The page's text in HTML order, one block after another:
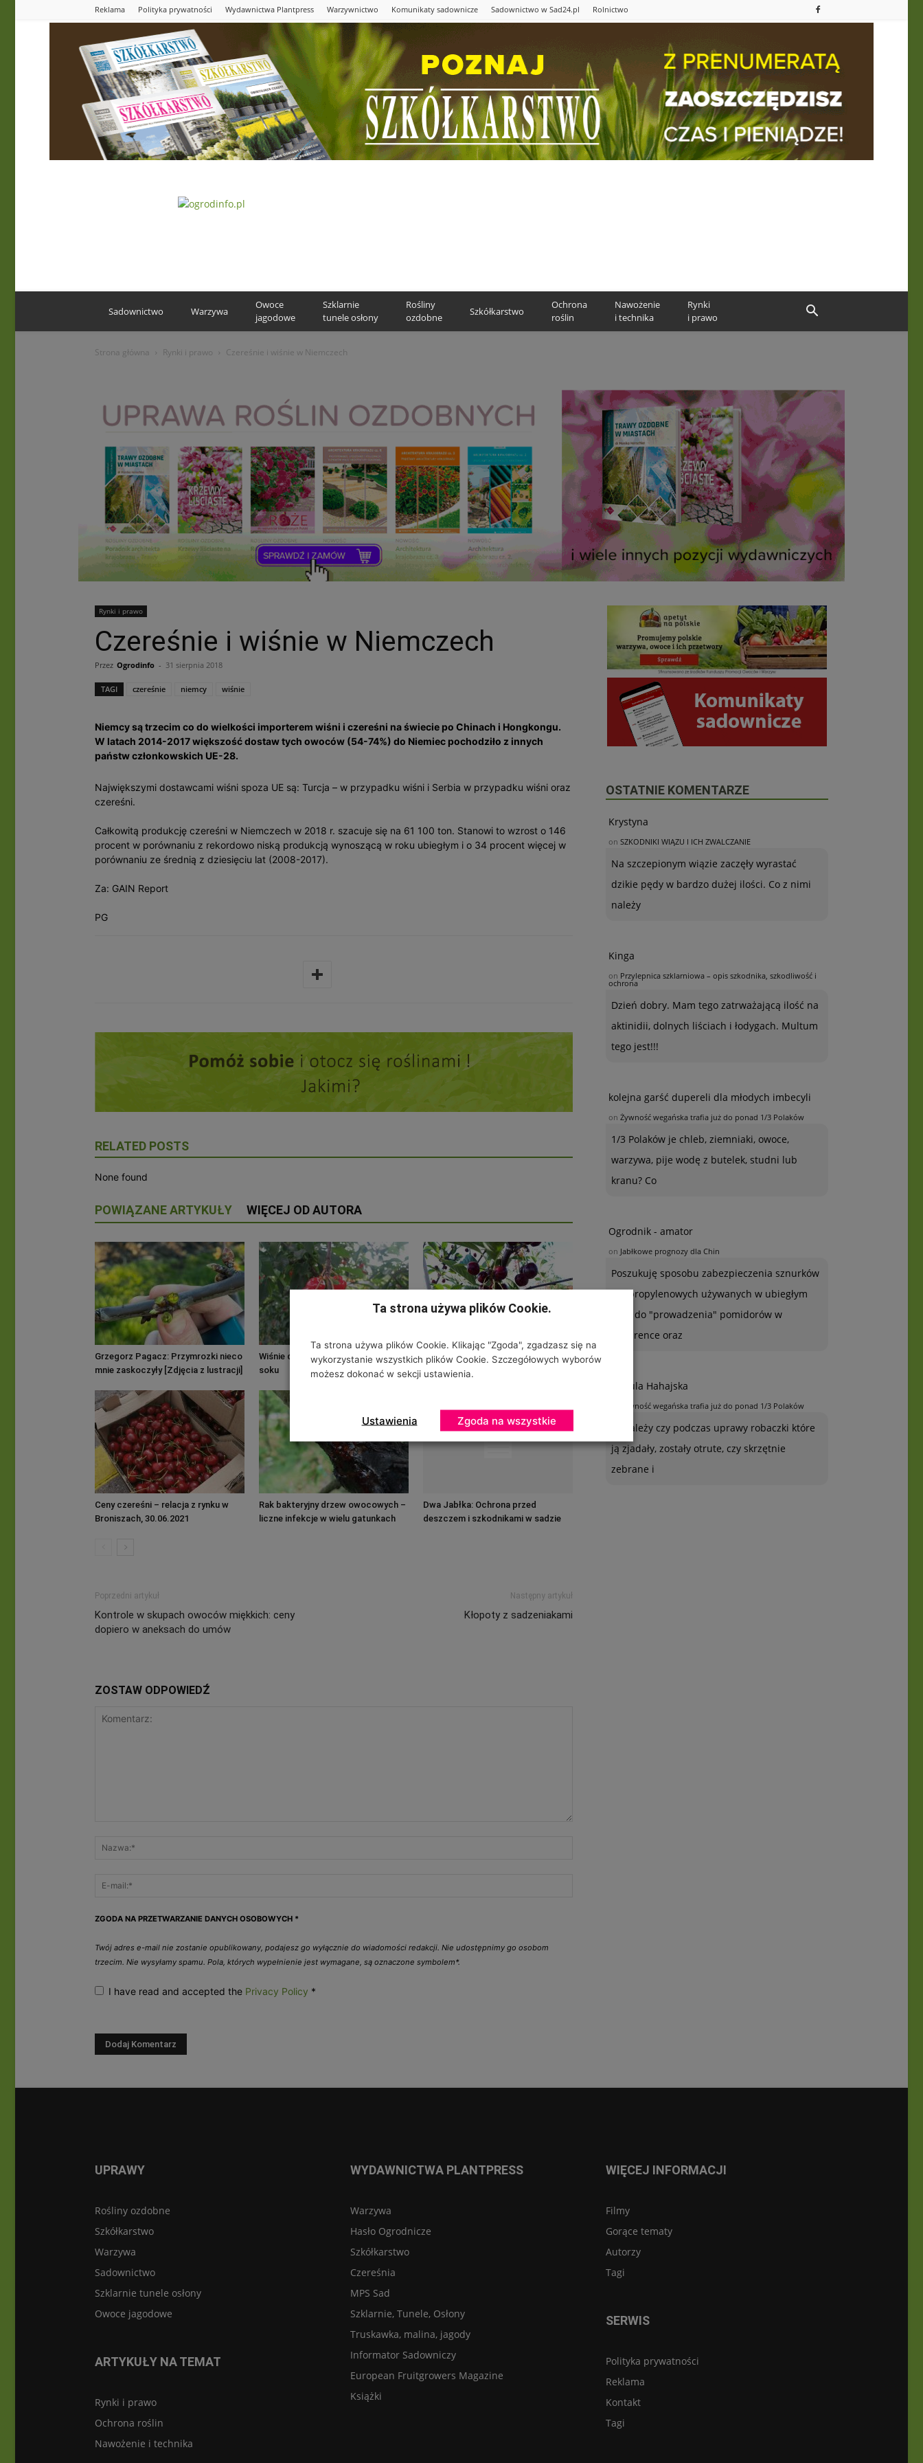
Reklama Polityka prywatności Wydawnictwa Plantpress Warzywnictwo Komunikaty sadownicze Sadownictwo w Sad24.pl Rolnictwo
Sadownictwo Warzywa
Owoce
jagodowe
Szklarnie
tunele osłony
Rośliny
ozdobne
Szkółkarstwo
Ochrona
roślin
Nawożenie
i technika
Rynki
i prawo
Strona główna Rynki i prawo Czereśnie i wiśnie w Niemczech
Rynki i prawo
Czereśnie i wiśnie w Niemczech
Przez Ogrodinfo - 31 sierpnia 2018
TAGI czereśnie niemcy wiśnie
Niemcy są trzecim co do wielkości importerem wiśni i czereśni na świecie po Chinach i Hongkongu.
W latach 2014-2017 większość dostaw tych owoców (54-74%) do Niemiec pochodziło z innych
państw członkowskich UE-28.
Największymi dostawcami wiśni spoza UE są: Turcja – w przypadku wiśni i Serbia w przypadku wiśni oraz
czereśni.
Całkowitą produkcję czereśni w Niemczech w 2018 r. szacuje się na 61 100 ton. Stanowi to wzrost o 146
procent w porównaniu z rekordowo niską produkcją wynoszącą w roku ubiegłym i o 34 procent więcej w
porównaniu ze średnią z dziesięciu lat (2008-2017).
Za: GAIN Report
PG
RELATED POSTS
None found
POWIĄZANE ARTYKUŁY WIĘCEJ OD AUTORA
Grzegorz Pagacz: Przymrozki nieco
mnie zaskoczyły [Zdjęcia z lustracji]
Wiśnie deserowe o bezbarwnym
soku
Wiśnie ‘Granda’ i ‘Ekowis’ – nowości
hodowli Instytutu Ogrodnictwa –
Ceny czereśni – relacja z rynku w
Broniszach, 30.06.2021
Rak bakteryjny drzew owocowych –
liczne infekcje w wielu gatunkach
Dwa Jabłka: Ochrona przed
deszczem i szkodnikami w sadzie
Poprzedni artykuł
Kontrole w skupach owoców miękkich: ceny
dopiero w aneksach do umów
Następny artykuł
Kłopoty z sadzeniakami
ZOSTAW ODPOWIEDŹ
ZGODA NA PRZETWARZANIE DANYCH OSOBOWYCH *
Twój adres e-mail nie zostanie opublikowany, podajesz go wyłącznie do wiadomości redakcji. Nie udostępnimy go osobom
trzecim. Nie wysyłamy spamu. Pola, których wypełnienie jest wymagane, są oznaczone symbolem*.
I have read and accepted the Privacy Policy *
OSTATNIE KOMENTARZE
Krystyna
on SZKODNIKI WIĄZU I ICH ZWALCZANIE
Na szczepionym wiązie zaczęły wyrastać
dzikie pędy w bardzo dużej ilości. Co z nimi
należy
Kinga
on Przylepnica szklarniowa – opis szkodnika, szkodliwość i
ochrona
Dzień dobry. Mam tego zatrważającą ilość na
aktinidii, dolnych liściach i łodygach. Multum
tego jest!!!
kolejna garść dupereli dla młodych imbecyli
on Żywność wegańska trafia już do ponad 1/3 Polaków
1/3 Polaków je chleb, ziemniaki, owoce,
warzywa, pije wodę z butelek, studni lub
kranu? Co
Ogrodnik - amator
on Jabłkowe prognozy dla Chin
Poszukuję sposobu zabezpieczenia sznurków
polipropylenowych używanych w ubiegłym
roku do "prowadzenia" pomidorów w
szklarence oraz
Urszula Hahajska
Żywność wegańska trafia już do ponad 1/3 Polaków
To zależy czy podczas uprawy robaczki które
ją zjadały, zostały otrute, czy skrzętnie
zebrane i
UPRAWY
Rośliny ozdobne
Szkółkarstwo
Warzywa
Sadownictwo
Szklarnie tunele osłony
Owoce jagodowe
ARTYKUŁY NA TEMAT
Rynki i prawo
Ochrona roślin
Nawożenie i technika
WYDAWNICTWA PLANTPRESS
Warzywa
Hasło Ogrodnicze
Szkółkarstwo
Czereśnia
MPS Sad
Szklarnie, Tunele, Osłony
Truskawka, malina, jagody
Informator Sadowniczy
European Fruitgrowers Magazine
Książki
WIĘCEJ INFORMACJI
Filmy
Gorące tematy
Autorzy
Tagi
SERWIS
Polityka prywatności
Reklama
Kontakt
Tagi
Ta strona używa plików Cookie.
Ta strona używa plików Cookie. Klikając "Zgoda", zgadzasz się na
wykorzystanie wszystkich plików Cookie. Szczegółowych wyborów
możesz dokonać w sekcji ustawienia.
Ustawienia Zgoda na wszystkie